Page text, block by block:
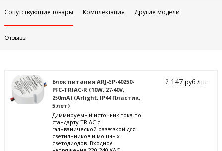
Сопутствующие товары Комплектация Другие модели
Отзывы
Блок питания ARJ-SP-40250-
PFC-TRIAC-R (10W, 27-40V,
250mA) (Arlight, IP44 Пластик,
5 лет)
Диммируемый источник тока по
стандарту TRIAC с
гальванической развязкой для
светильников и мощных
светодиодов. Входное
2 147руб /шт